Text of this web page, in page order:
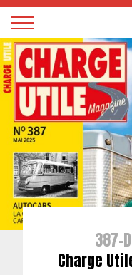
Magazine
Charge
utile
387-
Charge
Panneau de gestion des